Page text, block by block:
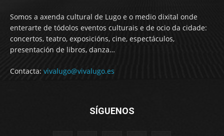
Somos a axenda cultural de Lugo e o medio dixital onde
enterarte de tódolos eventos culturais e de ocio da cidade:
concertos, teatro, exposicións, cine, espectáculos,
presentación de libros, danza…
Contacta: vivalugo@vivalugo.es
SÍGUENOS